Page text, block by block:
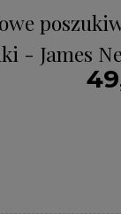
- James